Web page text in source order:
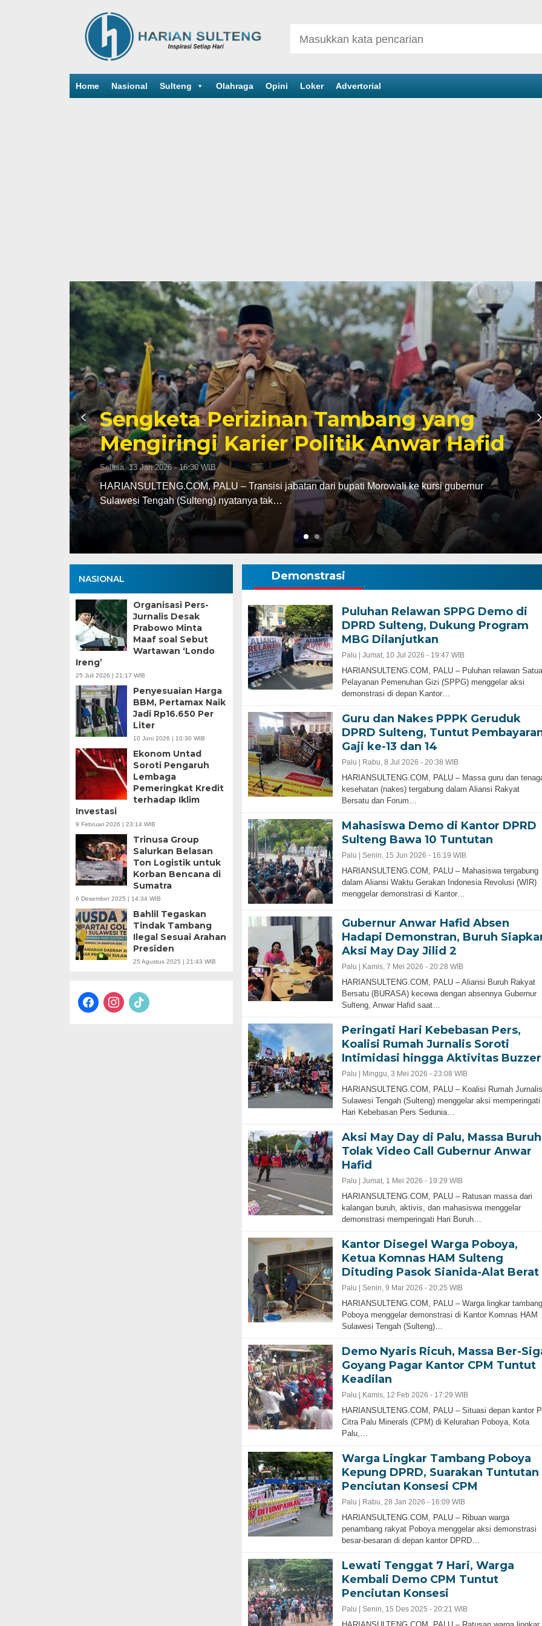
Home Nasional Sulteng Olahraga Opini Loker Advertorial
Sengketa Perizinan Tambang yang
Mengiringi Karier Politik Anwar Hafid
Selasa, 13 Jan 2026 - 16:30 WIB
HARIANSULTENG.COM, PALU – Transisi jabatan dari bupati Morowali ke kursi gubernur
Sulawesi Tengah (Sulteng) nyatanya tak…
NASIONAL
Organisasi Pers-
Jurnalis Desak
Prabowo Minta
Maaf soal Sebut
Wartawan ‘Londo
Ireng’
25 Juli 2026 | 21:17 WIB
Penyesuaian Harga
BBM, Pertamax Naik
Jadi Rp16.650 Per
Liter
10 Juni 2026 | 10:30 WIB
Ekonom Untad
Soroti Pengaruh
Lembaga
Pemeringkat Kredit
terhadap Iklim
Investasi
9 Februari 2026 | 23:14 WIB
Trinusa Group
Salurkan Belasan
Ton Logistik untuk
Korban Bencana di
Sumatra
6 Desember 2025 | 14:34 WIB
Bahlil Tegaskan
Tindak Tambang
Ilegal Sesuai Arahan
Presiden
25 Agustus 2025 | 21:43 WIB
facebookinstagram
tiktok
Demonstrasi
Puluhan Relawan SPPG Demo di
DPRD Sulteng, Dukung Program
MBG Dilanjutkan
Palu | Jumat, 10 Jul 2026 - 19:47 WIB
HARIANSULTENG.COM, PALU – Puluhan relawan
Pelayanan Pemenuhan Gizi (SPPG) menggelar aksi
demonstrasi di depan Kantor…
Guru dan Nakes PPPK Geruduk
DPRD Sulteng, Tuntut
Gaji ke-13 dan 14
Palu | Rabu, 8 Jul 2026 - 20:38 WIB
HARIANSULTENG.COM, PALU – Massa guru dan
kesehatan (nakes) tergabung dalam Aliansi Rakyat
Bersatu dan Forum…
Mahasiswa Demo di Kantor DPRD
Sulteng Bawa 10 Tuntutan
Palu | Senin, 15 Jun 2026 - 16:19 WIB
HARIANSULTENG.COM, PALU – Mahasiswa tergabung
dalam Aliansi Waktu Gerakan Indonesia Revolusi (WIR)
menggelar demonstrasi di Kantor…
Gubernur Anwar Hafid Absen
Hadapi Demonstran, Buruh
Aksi May Day Jilid 2
Palu | Kamis, 7 Mei 2026 - 20:28 WIB
HARIANSULTENG.COM, PALU – Aliansi Buruh Rakyat
Bersatu (BURASA) kecewa dengan absennya Gubernur
Sulteng, Anwar Hafid saat…
Peringati Hari Kebebasan Pers,
Koalisi Rumah Jurnalis Soroti
Intimidasi hingga Aktivitas Buzzer
Palu | Minggu, 3 Mei 2026 - 23:08 WIB
HARIANSULTENG.COM, PALU – Koalisi Rumah Jurnalis
Sulawesi Tengah (Sulteng) menggelar aksi memperingati
Hari Kebebasan Pers Sedunia…
Aksi May Day di Palu, Massa Buruh
Tolak Video Call Gubernur Anwar
Hafid
Palu | Jumat, 1 Mei 2026 - 19:29 WIB
HARIANSULTENG.COM, PALU – Ratusan massa dari
kalangan buruh, aktivis, dan mahasiswa menggelar
demonstrasi memperingati Hari Buruh…
Kantor Disegel Warga Poboya,
Ketua Komnas HAM Sulteng
Dituding Pasok Sianida-Alat Berat
Palu | Senin, 9 Mar 2026 - 20:25 WIB
HARIANSULTENG.COM, PALU – Warga lingkar tambang
Poboya menggelar demonstrasi di Kantor Komnas HAM
Sulawesi Tengah (Sulteng)…
Demo Nyaris Ricuh, Massa Ber-
Goyang Pagar Kantor CPM Tuntut
Keadilan
Palu | Kamis, 12 Feb 2026 - 17:29 WIB
HARIANSULTENG.COM, PALU – Situasi depan kantor
Citra Palu Minerals (CPM) di Kelurahan Poboya, Kota
Palu,…
Warga Lingkar Tambang Poboya
Kepung DPRD, Suarakan Tuntutan
Penciutan Konsesi CPM
Palu | Rabu, 28 Jan 2026 - 16:09 WIB
HARIANSULTENG.COM, PALU – Ribuan warga
penambang rakyat Poboya menggelar aksi demonstrasi
besar-besaran di depan kantor DPRD…
Lewati Tenggat 7 Hari, Warga
Kembali Demo CPM Tuntut
Penciutan Konsesi
Palu | Senin, 15 Des 2025 - 20:21 WIB